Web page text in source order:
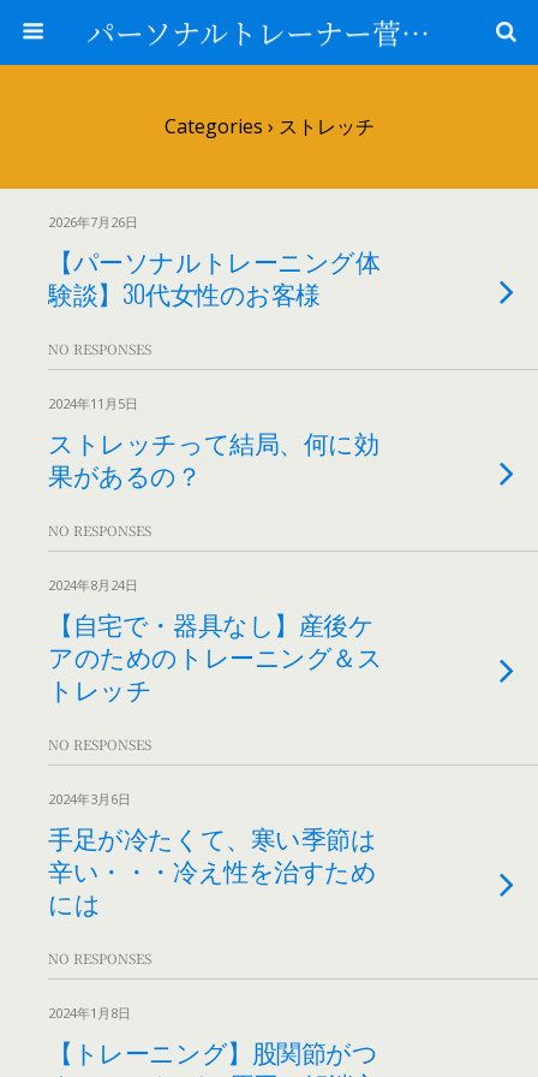
パーソナルトレーナー菅原＠山形県鶴岡市
Categories › ストレッチ
2026年7月26日
【パーソナルトレーニング体
験談】30代女性のお客様
NO RESPONSES
2024年11月5日
ストレッチって結局、何に効
果があるの？
NO RESPONSES
2024年8月24日
【自宅で・器具なし】産後ケ
アのためのトレーニング＆ス
トレッチ
NO RESPONSES
2024年3月6日
手足が冷たくて、寒い季節は
辛い・・・冷え性を治すため
には
NO RESPONSES
2024年1月8日
【トレーニング】股関節がつ